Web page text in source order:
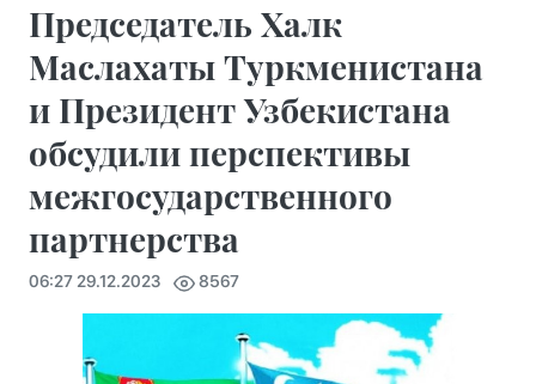
Председатель Халк
Маслахаты Туркменистана
и Президент Узбекистана
обсудили перспективы
межгосударственного
партнерства
06:27 29.12.2023 8567